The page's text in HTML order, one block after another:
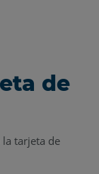
de
tarjeta de